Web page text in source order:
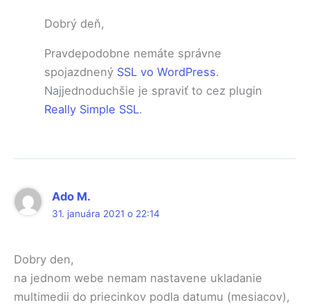
Dobrý deň,
Pravdepodobne nemáte správne
spojazdnený SSL vo WordPress.
Najjednoduchšie je spraviť to cez plugin
Really Simple SSL.
Ado M.
31. januára 2021 o 22:14
Dobry den,
na jednom webe nemam nastavene ukladanie
multimedii do priecinkov podla datumu (mesiacov),